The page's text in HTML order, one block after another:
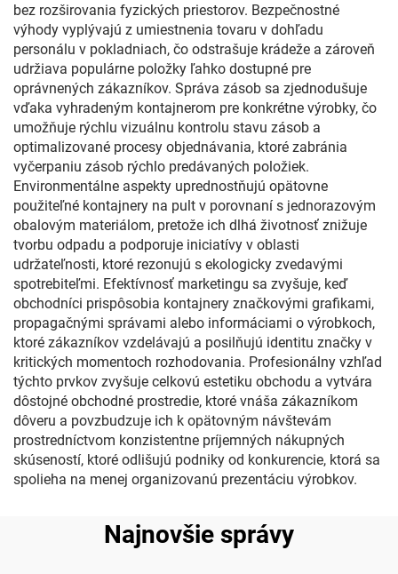
bez rozširovania fyzických priestorov. Bezpečnostné
výhody vyplývajú z umiestnenia tovaru v dohľadu
personálu v pokladniach, čo odstrašuje krádeže a zároveň
udržiava populárne položky ľahko dostupné pre
oprávnených zákazníkov. Správa zásob sa zjednodušuje
vďaka vyhradeným kontajnerom pre konkrétne výrobky, čo
umožňuje rýchlu vizuálnu kontrolu stavu zásob a
optimalizované procesy objednávania, ktoré zabránia
vyčerpaniu zásob rýchlo predávaných položiek.
Environmentálne aspekty uprednostňujú opätovne
použiteľné kontajnery na pult v porovnaní s jednorazovým
obalovým materiálom, pretože ich dlhá životnosť znižuje
tvorbu odpadu a podporuje iniciatívy v oblasti
udržateľnosti, ktoré rezonujú s ekologicky zvedavými
spotrebiteľmi. Efektívnosť marketingu sa zvyšuje, keď
obchodníci prispôsobia kontajnery značkovými grafikami,
propagačnými správami alebo informáciami o výrobkoch,
ktoré zákazníkov vzdelávajú a posilňujú identitu značky v
kritických momentoch rozhodovania. Profesionálny vzhľad
týchto prvkov zvyšuje celkovú estetiku obchodu a vytvára
dôstojné obchodné prostredie, ktoré vnáša zákazníkom
dôveru a povzbudzuje ich k opätovným návštevám
prostredníctvom konzistentne príjemných nákupných
skúseností, ktoré odlišujú podniky od konkurencie, ktorá sa
spolieha na menej organizovanú prezentáciu výrobkov.
Najnovšie správy